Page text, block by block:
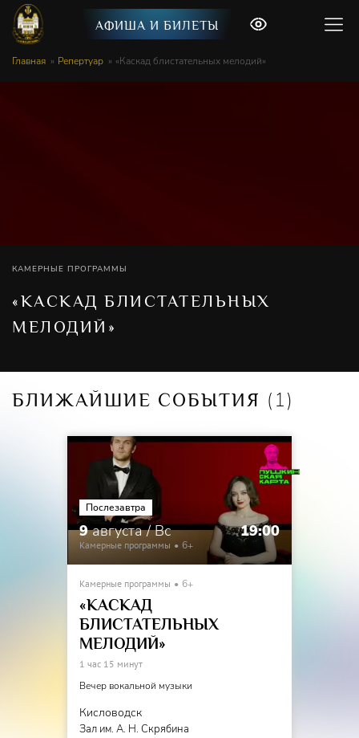
АФИША И БИЛЕТЫ
Главная Репертуар «Каскад блистательных мелодий»
КАМЕРНЫЕ ПРОГРАММЫ
«КАСКАД БЛИСТАТЕЛЬНЫХ
МЕЛОДИЙ»
БЛИЖАЙШИЕ СОБЫТИЯ (1)
Послезавтра
9 августа / Вс 19:00
Камерные программы 6+
Камерные программы 6+
«КАСКАД
БЛИСТАТЕЛЬНЫХ
МЕЛОДИЙ»
1 час 15 минут
Вечер вокальной музыки
Кисловодск
Зал им. А. Н. Скрябина